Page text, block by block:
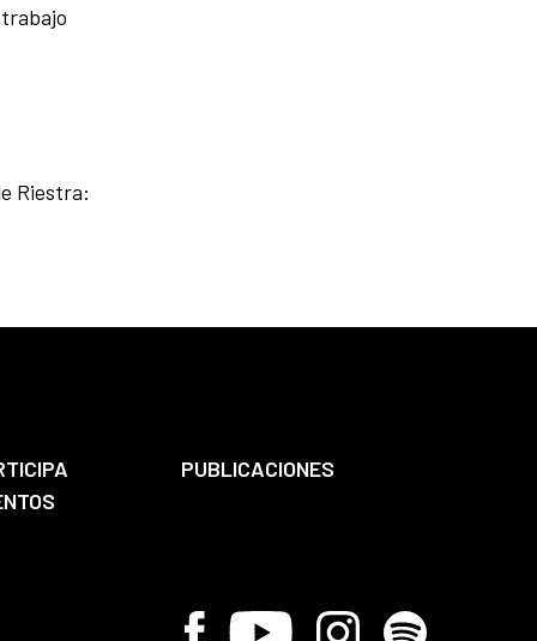
Riestra:
PUBLICACIONES
Facebook
Youtube InstagramSpotify